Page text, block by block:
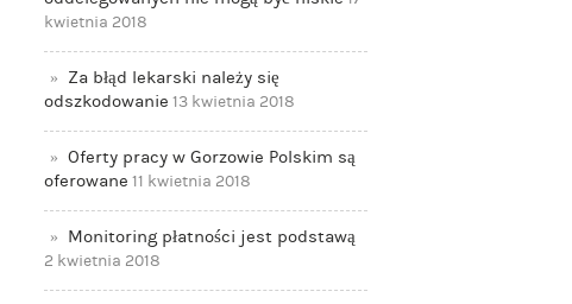
kwietnia 2018
Za błąd lekarski należy się
odszkodowanie 13 kwietnia 2018
Oferty pracy w Gorzowie Polskim są
oferowane 11 kwietnia 2018
Monitoring płatności jest podstawą
2 kwietnia 2018